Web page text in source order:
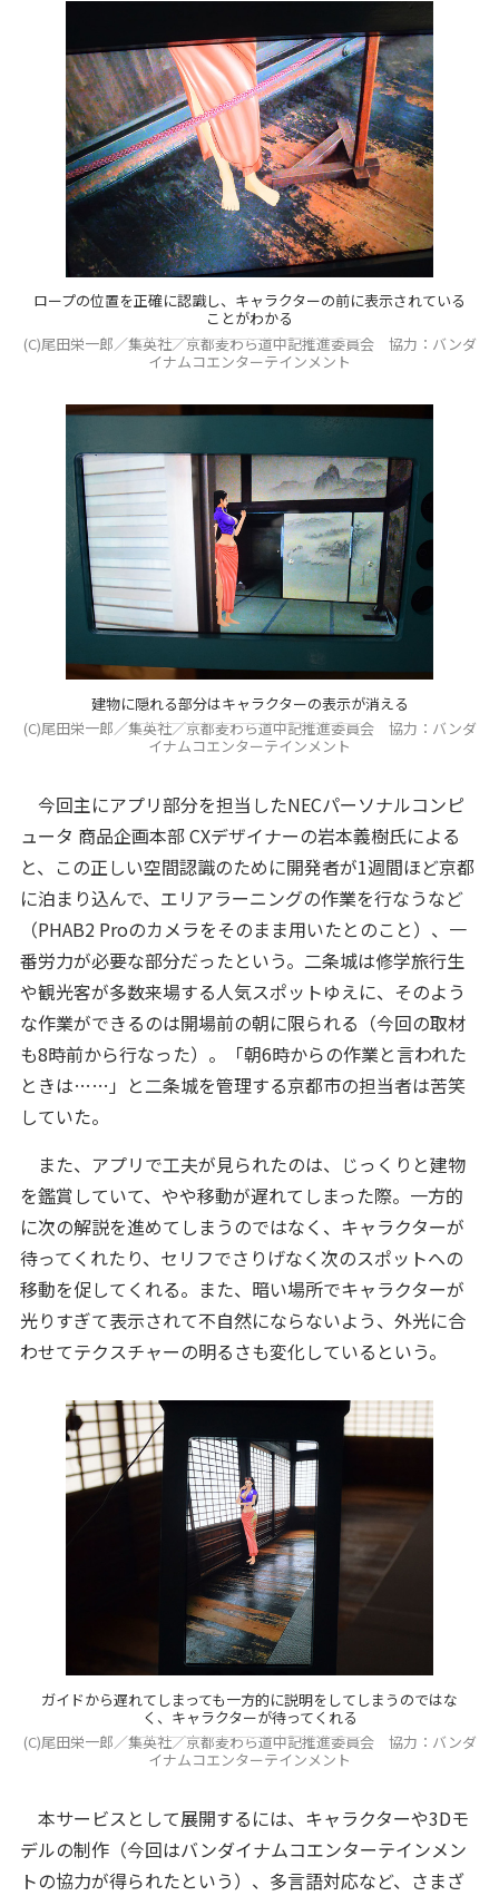
ロープの位置を正確に認識し、キャラクターの前に表示されている
ことがわかる
(C)尾田栄一郎／集英社／京都麦わら道中記推進委員会 協力：バンダ
イナムコエンターテインメント
建物に隠れる部分はキャラクターの表示が消える
(C)尾田栄一郎／集英社／京都麦わら道中記推進委員会 協力：バンダ
イナムコエンターテインメント
今回主にアプリ部分を担当したNECパーソナルコンピ
ュータ 商品企画本部 CXデザイナーの岩本義樹氏による
と、この正しい空間認識のために開発者が1週間ほど京都
に泊まり込んで、エリアラーニングの作業を行なうなど
（PHAB2 Proのカメラをそのまま用いたとのこと）、一
番労力が必要な部分だったという。二条城は修学旅行生
や観光客が多数来場する人気スポットゆえに、そのよう
な作業ができるのは開場前の朝に限られる（今回の取材
も8時前から行なった）。「朝6時からの作業と言われた
ときは……」と二条城を管理する京都市の担当者は苦笑
していた。
また、アプリで工夫が見られたのは、じっくりと建物
を鑑賞していて、やや移動が遅れてしまった際。一方的
に次の解説を進めてしまうのではなく、キャラクターが
待ってくれたり、セリフでさりげなく次のスポットへの
移動を促してくれる。また、暗い場所でキャラクターが
光りすぎて表示されて不自然にならないよう、外光に合
わせてテクスチャーの明るさも変化しているという。
ガイドから遅れてしまっても一方的に説明をしてしまうのではな
く、キャラクターが待ってくれる
(C)尾田栄一郎／集英社／京都麦わら道中記推進委員会 協力：バンダ
イナムコエンターテインメント
本サービスとして展開するには、キャラクターや3Dモ
デルの制作（今回はバンダイナムコエンターテインメン
トの協力が得られたという）、多言語対応など、さまざ